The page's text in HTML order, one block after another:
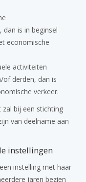
dan is in beginsel
economische
activiteiten
of derden, dan is
verkeer.
bij een stichting
van deelname aan
instellingen
instelling met haar
jaren bezien